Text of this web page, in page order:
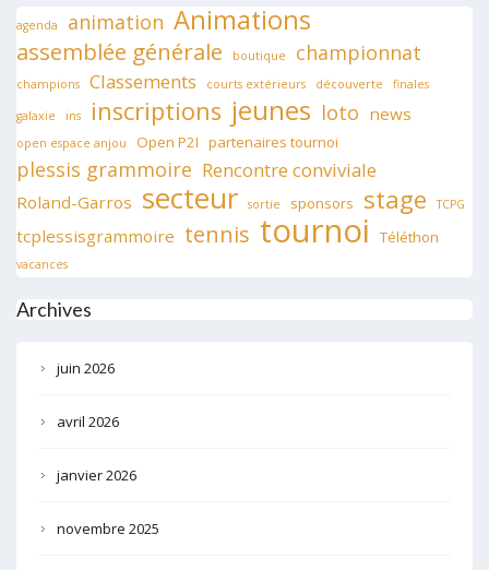
agenda animation Animations
assemblée générale boutique championnat
champions Classements courts extérieurs découverte finales
galaxie ins inscriptions jeunes loto news
open espace anjou Open P2I partenaires tournoi
plessis grammoire Rencontre conviviale
Roland-Garros secteur sortie sponsors stage TCPG
tcplessisgrammoire tennis tournoi Téléthon
vacances
Archives
juin 2026
avril 2026
janvier 2026
novembre 2025